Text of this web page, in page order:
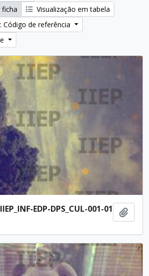
ficha
Visualização em tabela
de referência
EDP-DPS_CUL-001-01